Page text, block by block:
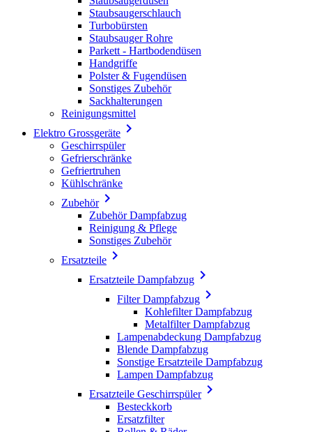
Staubsaugerschlauch
Turbobürsten
Staubsauger Rohre
Parkett - Hartbodendüsen
Handgriffe
Polster & Fugendüsen
Sonstiges Zubehör
Sackhalterungen
Reinigungsmittel
Elektro Grossgeräte 
Geschirrspüler
Gefrierschränke
Gefriertruhen
Kühlschränke
Zubehör
Zubehör Dampfabzug
Reinigung & Pflege
Sonstiges Zubehör
Ersatzteile 
Ersatzteile Dampfabzug 
Filter Dampfabzug 
Kohlefilter Dampfabzug
Metalfilter Dampfabzug
Lampenabdeckung Dampfabzug
Blende Dampfabzug
Sonstige Ersatzteile Dampfabzug
Lampen Dampfabzug
Ersatzteile Geschirrspüler
Besteckkorb
Ersatzfilter